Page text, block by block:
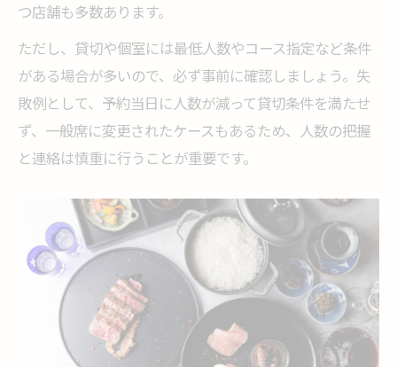
つ店舗も多数あります。
ただし、貸切や個室には最低人数やコース指定など条件
がある場合が多いので、必ず事前に確認しましょう。失
敗例として、予約当日に人数が減って貸切条件を満たせ
ず、一般席に変更されたケースもあるため、人数の把握
と連絡は慎重に行うことが重要です。